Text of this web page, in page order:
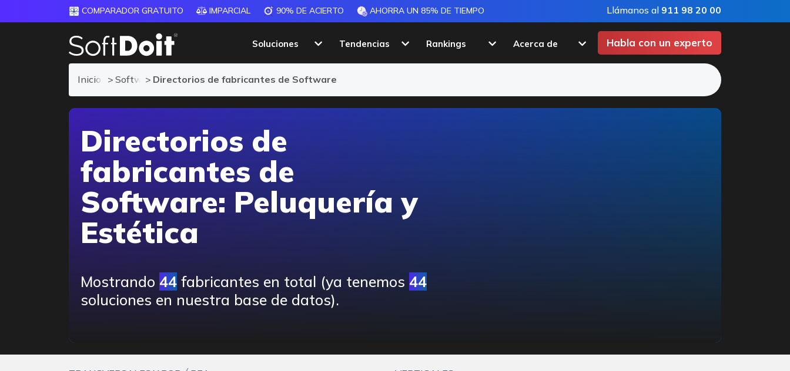
COMPARADOR GRATUITO IMPARCIAL 90% DE ACIERTO AHORRA UN 85% DE TIEMPO Llámanos al 911 98 20 00
Habla con un experto
Soluciones Tendencias Rankings Acerca de
Inicio Software TPV para Peluquería y Estética
Directorios de fabricantes de Software
Directorios de
fabricantes de
Software: Peluquería y
Estética
Mostrando 44 fabricantes en total (ya tenemos 44
soluciones en nuestra base de datos).